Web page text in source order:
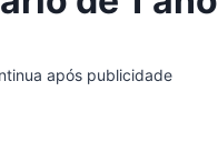
após publicidade